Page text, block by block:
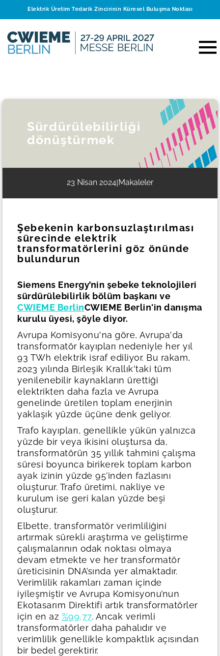
Elektrik Üretim Tedarik Zincirinin Küresel Buluşma Noktası
Sürdürülebilirliği
dönüştürmek
23 Nisan 2024|Makaleler
Şebekenin karbonsuzlaştırılması
sürecinde elektrik
transformatörlerini göz önünde
bulundurun
Siemens Energy’nin şebeke teknolojileri
sürdürülebilirlik bölüm başkanı ve
CWIEME BerlinCWIEME Berlin'in danışma
kurulu üyesi, şöyle diyor.
Avrupa Komisyonu'na göre, Avrupa'da
transformatör kayıpları nedeniyle her yıl
93 TWh elektrik israf ediliyor. Bu rakam,
2023 yılında Birleşik Krallık'taki tüm
yenilenebilir kaynakların ürettiği
elektrikten daha fazla ve Avrupa
genelinde üretilen toplam enerjinin
yaklaşık yüzde üçüne denk geliyor.
Trafo kayıpları, genellikle yükün yalnızca
yüzde bir veya ikisini oluştursa da,
transformatörün 35 yıllık tahmini çalışma
süresi boyunca birikerek toplam karbon
ayak izinin yüzde 95’inden fazlasını
oluşturur. Trafo üretimi, nakliye ve
kurulum ise geri kalan yüzde beşi
oluşturur.
Elbette, transformatör verimliliğini
artırmak sürekli araştırma ve geliştirme
çalışmalarının odak noktası olmaya
devam etmekte ve her transformatör
üreticisinin DNA’sında yer almaktadır.
Verimlilik rakamları zaman içinde
iyileşmiştir ve Avrupa Komisyonu’nun
Ekotasarım Direktifi artık transformatörler
için en az %99,77. Ancak verimli
transformatörler daha pahalıdır ve
verimlilik genellikle kompaktlık açısından
bir bedel gerektirir.